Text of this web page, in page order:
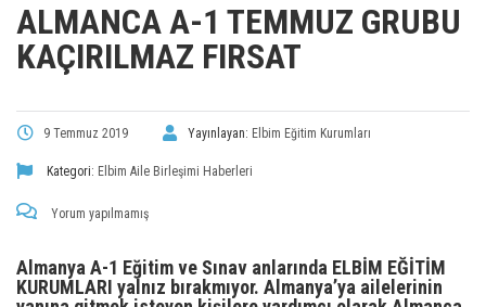
ALMANCA A-1 TEMMUZ GRUBU
KAÇIRILMAZ FIRSAT
9 Temmuz 2019 Yayınlayan: Elbim Eğitim Kurumları
Kategori: Elbim Aile Birleşimi Haberleri
Yorum yapılmamış
Almanya A-1 Eğitim ve Sınav anlarında ELBİM EĞİTİM
KURUMLARI yalnız bırakmıyor. Almanya’ya ailelerinin